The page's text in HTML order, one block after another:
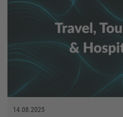
14.08.2025